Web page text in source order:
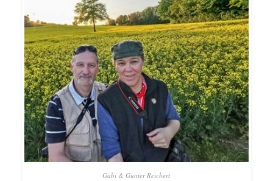
Gabi & Gunter Reichert